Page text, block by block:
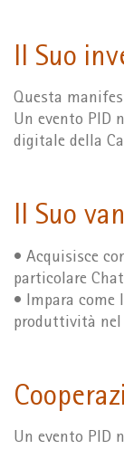
Il Suo
Questa
Un evento PID
digitale della
Il Suo
• Acquisisce
particolare
• Impara come
produttività nel
Un evento PID